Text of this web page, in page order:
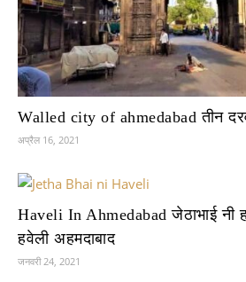
Walled city of ahmedabad तीन
अप्रैल 16, 2021
Haveli In Ahmedabad जेठाभाई नी
हवेली अहमदाबाद
जनवरी 24, 2021